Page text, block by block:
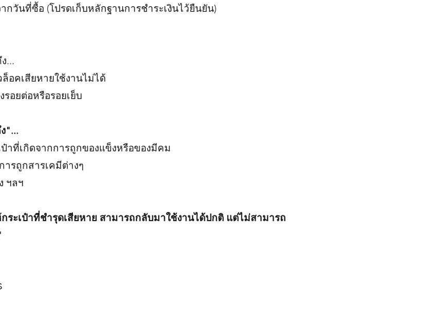
กวันที่ซื้อ (โปรดเก็บหลักฐานการชำระเงินไว้ยืนยัน)
...
คเสียหายใช้งานไม่ได้
อยต่อหรือรอยเย็บ
"...
าที่เกิดจากการถูกของแข็งหรือของมีคม
ารถูกสารเคมีต่างๆ
ฯลฯ
ระเป๋าที่ชำรุดเสียหาย สามารถกลับมาใช้งานได้ปกติ แต่ไม่สามารถ